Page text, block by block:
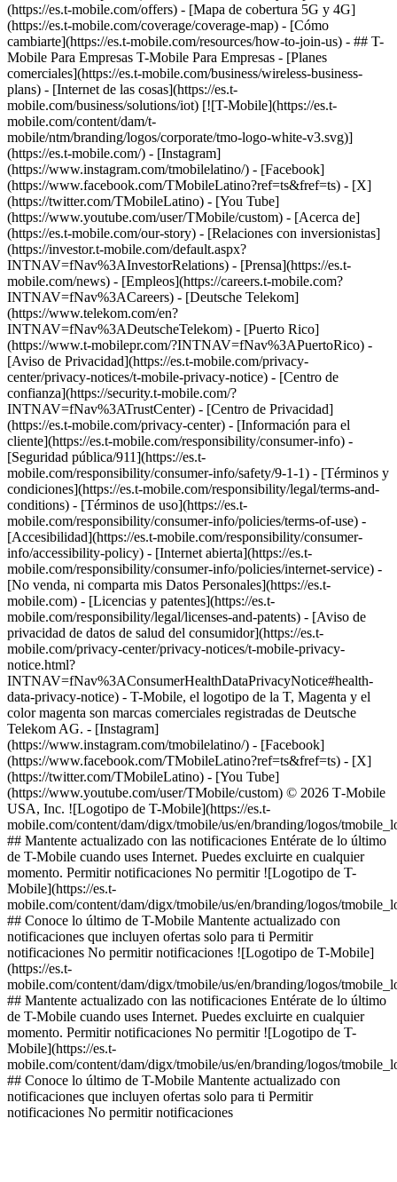
(https://es.t-mobile.com/offers) - [Mapa de cobertura 5G y 4G]
(https://es.t-mobile.com/coverage/coverage-map) - [Cómo
cambiarte](https://es.t-mobile.com/resources/how-to-join-us) - ## T-
Mobile Para Empresas T-Mobile Para Empresas - [Planes
comerciales](https://es.t-mobile.com/business/wireless-business-
plans) - [Internet de las cosas](https://es.t-
mobile.com/business/solutions/iot) [![T-Mobile](https://es.t-
mobile.com/content/dam/t-
mobile/ntm/branding/logos/corporate/tmo-logo-white-v3.svg)]
(https://es.t-mobile.com/) - [Instagram]
(https://www.instagram.com/tmobilelatino/) - [Facebook]
(https://www.facebook.com/TMobileLatino?ref=ts&fref=ts) - [X]
(https://twitter.com/TMobileLatino) - [You Tube]
(https://www.youtube.com/user/TMobile/custom) - [Acerca de]
(https://es.t-mobile.com/our-story) - [Relaciones con inversionistas]
(https://investor.t-mobile.com/default.aspx?
INTNAV=fNav%3AInvestorRelations) - [Prensa](https://es.t-
mobile.com/news) - [Empleos](https://careers.t-mobile.com?
INTNAV=fNav%3ACareers) - [Deutsche Telekom]
(https://www.telekom.com/en?
INTNAV=fNav%3ADeutscheTelekom) - [Puerto Rico]
(https://www.t-mobilepr.com/?INTNAV=fNav%3APuertoRico) -
[Aviso de Privacidad](https://es.t-mobile.com/privacy-
center/privacy-notices/t-mobile-privacy-notice) - [Centro de
confianza](https://security.t-mobile.com/?
INTNAV=fNav%3ATrustCenter) - [Centro de Privacidad]
(https://es.t-mobile.com/privacy-center) - [Información para el
cliente](https://es.t-mobile.com/responsibility/consumer-info) -
[Seguridad pública/911](https://es.t-
mobile.com/responsibility/consumer-info/safety/9-1-1) - [Términos y
condiciones](https://es.t-mobile.com/responsibility/legal/terms-and-
conditions) - [Términos de uso](https://es.t-
mobile.com/responsibility/consumer-info/policies/terms-of-use) -
[Accesibilidad](https://es.t-mobile.com/responsibility/consumer-
info/accessibility-policy) - [Internet abierta](https://es.t-
mobile.com/responsibility/consumer-info/policies/internet-service) -
[No venda, ni comparta mis Datos Personales](https://es.t-
mobile.com) - [Licencias y patentes](https://es.t-
mobile.com/responsibility/legal/licenses-and-patents) - [Aviso de
privacidad de datos de salud del consumidor](https://es.t-
mobile.com/privacy-center/privacy-notices/t-mobile-privacy-
notice.html?
INTNAV=fNav%3AConsumerHealthDataPrivacyNotice#health-
data-privacy-notice) - T-Mobile, el logotipo de la T, Magenta y el
color magenta son marcas comerciales registradas de Deutsche
Telekom AG. - [Instagram]
(https://www.instagram.com/tmobilelatino/) - [Facebook]
(https://www.facebook.com/TMobileLatino?ref=ts&fref=ts) - [X]
(https://twitter.com/TMobileLatino) - [You Tube]
(https://www.youtube.com/user/TMobile/custom) © 2026 T‑Mobile
USA, Inc. ![Logotipo de T-Mobile](https://es.t-
mobile.com/content/dam/digx/tmobile/us/en/branding/logos/
## Mantente actualizado con las notificaciones Entérate de lo último
de T-Mobile cuando uses Internet. Puedes excluirte en cualquier
momento. Permitir notificaciones No permitir ![Logotipo de T-
Mobile](https://es.t-
mobile.com/content/dam/digx/tmobile/us/en/branding/logos/
## Conoce lo último de T-Mobile Mantente actualizado con
notificaciones que incluyen ofertas solo para ti Permitir
notificaciones No permitir notificaciones ![Logotipo de T-Mobile]
(https://es.t-
mobile.com/content/dam/digx/tmobile/us/en/branding/logos/
## Mantente actualizado con las notificaciones Entérate de lo último
de T-Mobile cuando uses Internet. Puedes excluirte en cualquier
momento. Permitir notificaciones No permitir ![Logotipo de T-
Mobile](https://es.t-
mobile.com/content/dam/digx/tmobile/us/en/branding/logos/
## Conoce lo último de T-Mobile Mantente actualizado con
notificaciones que incluyen ofertas solo para ti Permitir
notificaciones No permitir notificaciones